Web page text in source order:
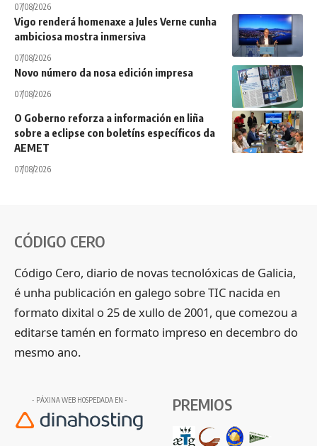
07/08/2026
Vigo renderá homenaxe a Jules Verne cunha
ambiciosa mostra inmersiva
07/08/2026
Novo número da nosa edición impresa
07/08/2026
O Goberno reforza a información en liña
sobre a eclipse con boletíns específicos da
AEMET
07/08/2026
CÓDIGO CERO
Código Cero, diario de novas tecnolóxicas de Galicia,
é unha publicación en galego sobre TIC nacida en
formato dixital o 25 de xullo de 2001, que comezou a
editarse tamén en formato impreso en decembro do
mesmo ano.
- PÁXINA WEB HOSPEDADA EN - PREMIOS